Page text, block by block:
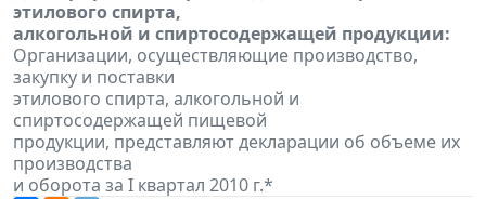
этилового спирта,
алкогольной и спиртосодержащей продукции:
Организации, осуществляющие производство,
закупку и поставки
этилового спирта, алкогольной и
спиртосодержащей пищевой
продукции, представляют декларации об объеме их
производства
и оборота за I квартал 2010 г.*